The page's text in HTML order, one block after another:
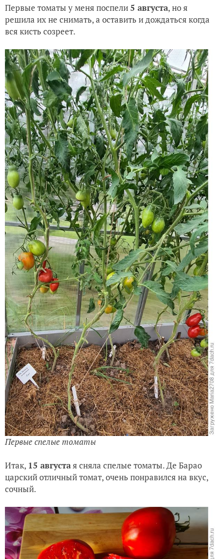
Первые томаты у меня поспели5 августа, но я
решила их не снимать, а оставить и дождаться когда
вся кисть созреет.
Первые спелые томаты
Итак, 15 августая сняла спелые томаты. Де Барао
царский отличный томат, очень понравился на вкус,
сочный.